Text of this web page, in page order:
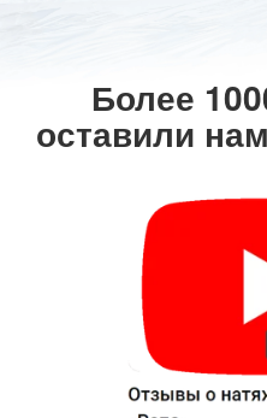
Более
оставили